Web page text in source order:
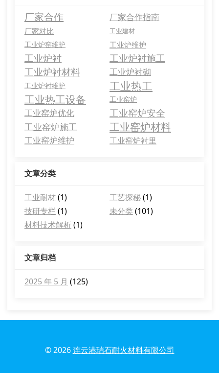
厂家合作 厂家合作指南
厂家对比 工业建材
工业炉窑维护 工业炉维护
工业炉衬
工业炉衬施工
工业炉衬材料
工业炉衬砌
工业炉衬维护 工业热工
工业热工设备 工业窑炉
工业窑炉优化 工业窑炉安全
工业窑炉施工 工业窑炉材料
工业窑炉维护 工业窑炉衬里
文章分类
工业耐材(1) 工艺探秘(1)
技研专栏 (1) 未分类(101)
材料技术解析(1)
文章归档
2025 年 5 月 (125)
© 2026连云港瑞石耐火材料有限公司